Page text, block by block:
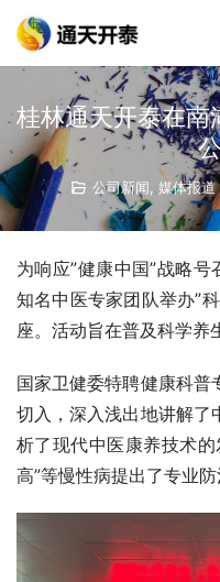
桂林通天开泰在南
公司新闻 媒体报道
为响应”健康中国”战略
知名中医专家团队举办”
座。活动旨在普及科学养
国家卫健委特聘健康科普
切入，深入浅出地讲解了
析了现代中医康养技术
高”等慢性病提出了专业防